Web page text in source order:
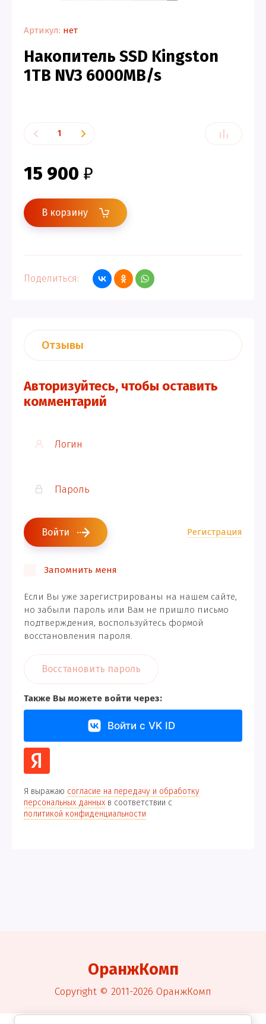
Артикул: нет
Накопитель SSD Kingston
1TB NV3 6000MB/s
15 900 ₽
В корзину
Поделиться:
Отзывы
Авторизуйтесь, чтобы оставить
комментарий
Войти Регистрация
Запомнить меня
Если Вы уже зарегистрированы на нашем сайте,
но забыли пароль или Вам не пришло письмо
подтверждения, воспользуйтесь формой
восстановления пароля.
Восстановить пароль
Также Вы можете войти через:
Войти с VK ID
Я выражаю согласие на передачу и обработку
персональных данных в соответствии с
политикой конфиденциальности
ОранжКомп
Copyright © 2011-2026 ОранжКомп